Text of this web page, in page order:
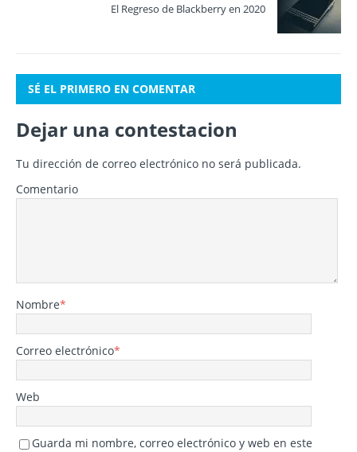
El Regreso de Blackberry en 2020
SÉ EL PRIMERO EN COMENTAR
Dejar una contestacion
Tu dirección de correo electrónico no será publicada.
Comentario
Nombre*
Correo electrónico*
Web
Guarda mi nombre, correo electrónico y web en este